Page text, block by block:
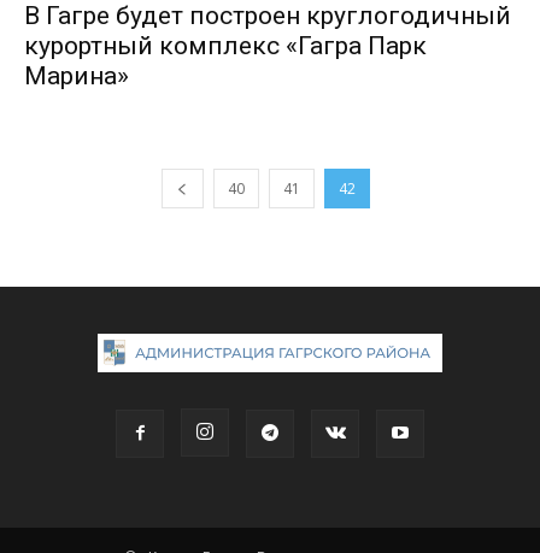
В Гагре будет построен круглогодичный
курортный комплекс «Гагра Парк
Марина»
40 41 42